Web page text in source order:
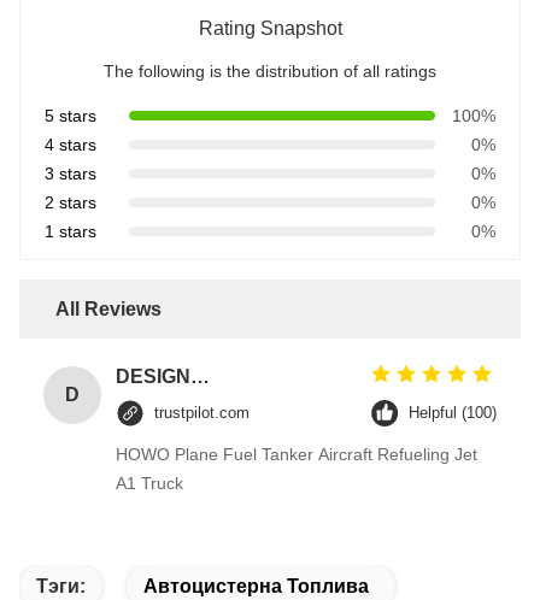
Rating Snapshot
The following is the distribution of all ratings
5 stars
100%
4 stars
0%
3 stars
0%
2 stars
0%
1 stars
0%
All Reviews
D
DESIGNER CODE
trustpilot.com Helpful (100)
HOWO Plane Fuel Tanker Aircraft Refueling Jet
A1 Truck
Тэги: Автоцистерна Топлива